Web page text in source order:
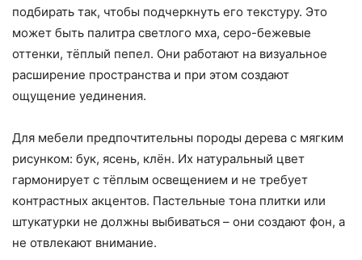
подбирать так, чтобы подчеркнуть его текстуру. Это
может быть палитра светлого мха, серо-бежевые
оттенки, тёплый пепел. Они работают на визуальное
расширение пространства и при этом создают
ощущение уединения.
Для мебели предпочтительны породы дерева с мягким
рисунком: бук, ясень, клён. Их натуральный цвет
гармонирует с тёплым освещением и не требует
контрастных акцентов. Пастельные тона плитки или
штукатурки не должны выбиваться – они создают фон, а
не отвлекают внимание.